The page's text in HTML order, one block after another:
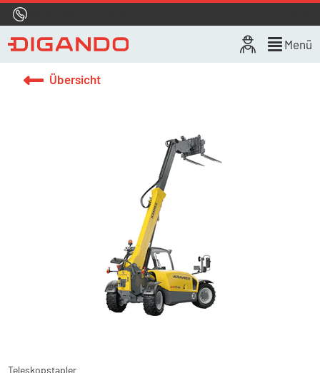
Menü
Übersicht
Teleskopstapler